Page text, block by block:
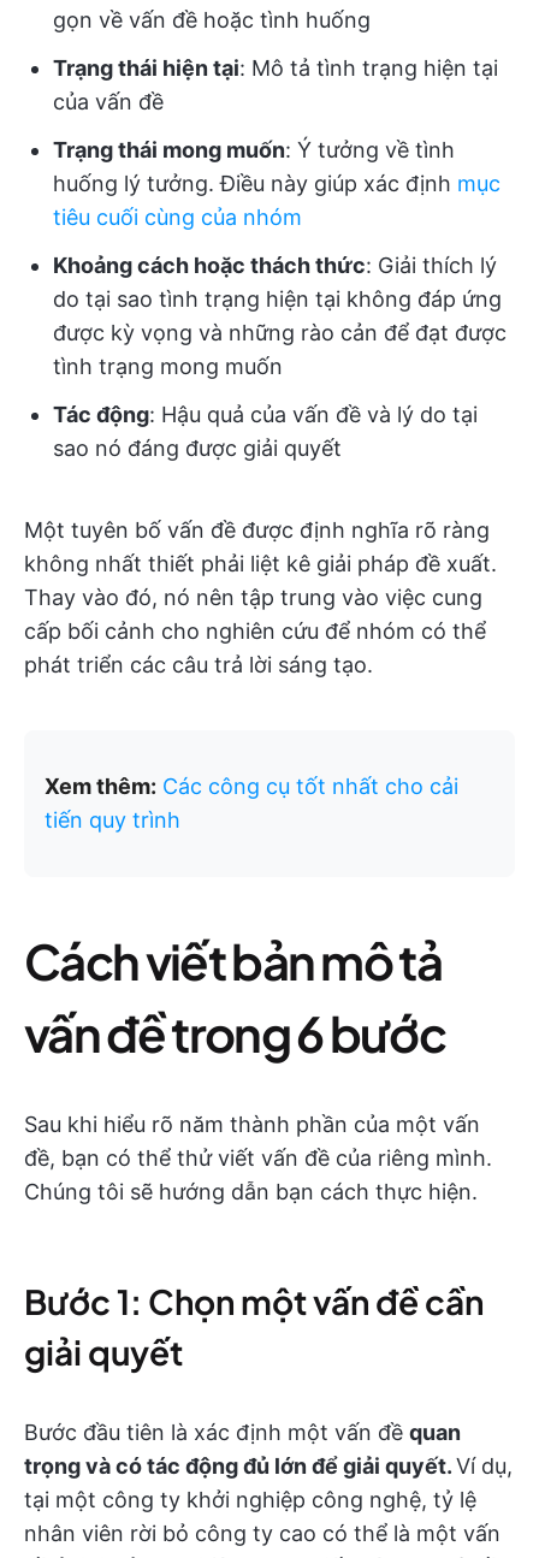
gọn về vấn đề hoặc tình huống
Trạng thái hiện tại: Mô tả tình trạng hiện tại
của vấn đề
Trạng thái mong muốn: Ý tưởng về tình
huống lý tưởng. Điều này giúp xác định mục
tiêu cuối cùng của nhóm
Khoảng cách hoặc thách thức: Giải thích lý
do tại sao tình trạng hiện tại không đáp ứng
được kỳ vọng và những rào cản để đạt được
tình trạng mong muốn
Tác động: Hậu quả của vấn đề và lý do tại
sao nó đáng được giải quyết
Một tuyên bố vấn đề được định nghĩa rõ ràng
không nhất thiết phải liệt kê giải pháp đề xuất.
Thay vào đó, nó nên tập trung vào việc cung
cấp bối cảnh cho nghiên cứu để nhóm có thể
phát triển các câu trả lời sáng tạo.
Xem thêm: Các công cụ tốt nhất cho cải
tiến quy trình
Cách viết bản mô tả
vấn đề trong 6 bước
Sau khi hiểu rõ năm thành phần của một vấn
đề, bạn có thể thử viết vấn đề của riêng mình.
Chúng tôi sẽ hướng dẫn bạn cách thực hiện.
Bước 1: Chọn một vấn đề cần
giải quyết
Bước đầu tiên là xác định một vấn đề quan
trọng và có tác động đủ lớn để giải quyết.Ví dụ,
tại một công ty khởi nghiệp công nghệ, tỷ lệ
nhân viên rời bỏ công ty cao có thể là một vấn